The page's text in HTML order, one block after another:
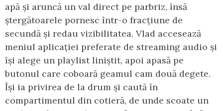
apă și aruncă un val direct pe parbriz, însă
ștergătoarele pornesc într-o fracțiune de
secundă și redau vizibilitatea. Vlad accesează
meniul aplicației preferate de streaming audio și
își alege un playlist liniștit, apoi apasă pe
butonul care coboară geamul cam două degete.
Își ia privirea de la drum și caută în
compartimentul din cotieră, de unde scoate un